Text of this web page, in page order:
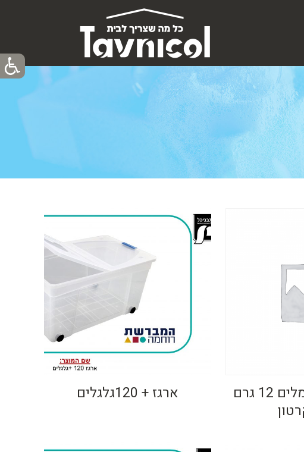
אנטג'ל-מזרק נמלים 12 גרם
ארגז + 120גלגלים